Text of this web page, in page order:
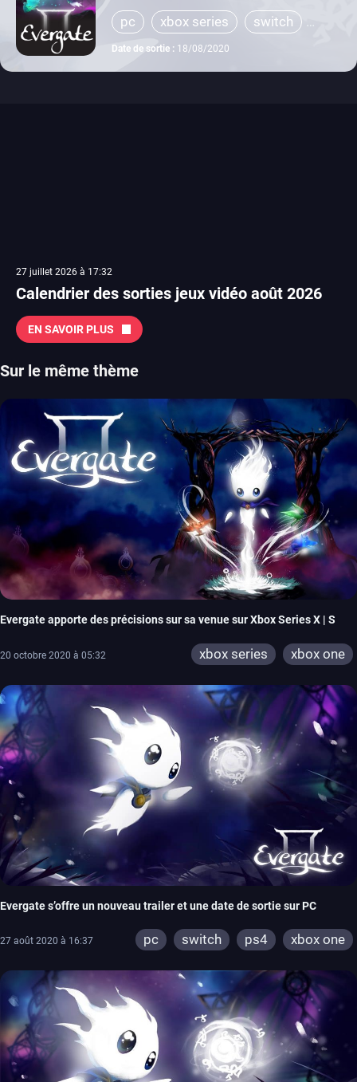
pc xbox series
switch
ps4
xbox one
Date de sortie : 18/08/2020
27 juillet 2026 à 17:32
Calendrier des sorties jeux vidéo août 2026
EN SAVOIR PLUS
Sur le même thème
Evergate apporte des précisions sur sa venue sur Xbox Series X | S
20 octobre 2020 à 05:32 xbox series xbox one
Evergate s’offre un nouveau trailer et une date de sortie sur PC
27 août 2020 à 16:37 pc switch ps4 xbox one